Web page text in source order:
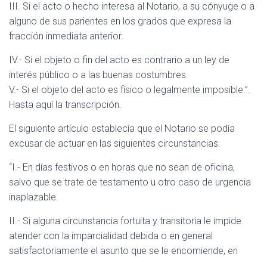
III. Si el acto o hecho interesa al Notario, a su cónyuge o a
alguno de sus parientes en los grados que expresa la
fracción inmediata anterior.
IV.- Si el objeto o fin del acto es contrario a un ley de
interés público o a las buenas costumbres.
V.- Si el objeto del acto es físico o legalmente imposible.”.
Hasta aquí la transcripción.
El siguiente artículo establecía que el Notario se podía
excusar de actuar en las siguientes circunstancias:
“I.- En días festivos o en horas que no sean de oficina,
salvo que se trate de testamento u otro caso de urgencia
inaplazable.
II.- Si alguna circunstancia fortuita y transitoria le impide
atender con la imparcialidad debida o en general
satisfactoriamente el asunto que se le encomiende, en